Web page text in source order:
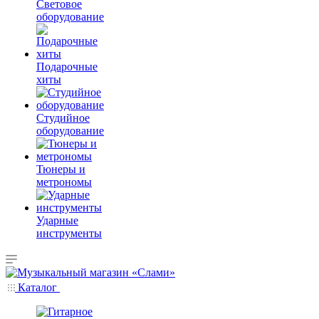
Световое
оборудование
Подарочные
хиты
Студийное
оборудование
Тюнеры и
метрономы
Ударные
инструменты
Каталог